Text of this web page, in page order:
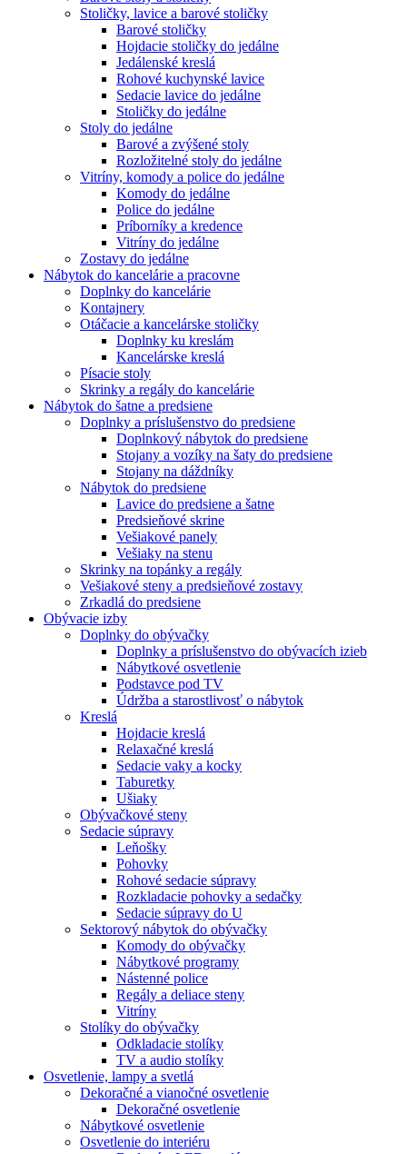
Stoličky, lavice a barové stoličky
Barové stoličky
Hojdacie stoličky do jedálne
Jedálenské kreslá
Rohové kuchynské lavice
Sedacie lavice do jedálne
Stoličky do jedálne
Stoly do jedálne
Barové a zvýšené stoly
Rozložitelné stoly do jedálne
Vitríny, komody a police do jedálne
Komody do jedálne
Police do jedálne
Príborníky a kredence
Vitríny do jedálne
Zostavy do jedálne
Nábytok do kancelárie a pracovne
Doplnky do kancelárie
Kontajnery
Otáčacie a kancelárske stoličky
Doplnky ku kreslám
Kancelárske kreslá
Písacie stoly
Skrinky a regály do kancelárie
Nábytok do šatne a predsiene
Doplnky a príslušenstvo do predsiene
Doplnkový nábytok do predsiene
Stojany a vozíky na šaty do predsiene
Stojany na dáždníky
Nábytok do predsiene
Lavice do predsiene a šatne
Predsieňové skrine
Vešiakové panely
Vešiaky na stenu
Skrinky na topánky a regály
Vešiakové steny a predsieňové zostavy
Zrkadlá do predsiene
Obývacie izby
Doplnky do obývačky
Doplnky a príslušenstvo do obývacích izieb
Nábytkové osvetlenie
Podstavce pod TV
Údržba a starostlivosť o nábytok
Kreslá
Hojdacie kreslá
Relaxačné kreslá
Sedacie vaky a kocky
Taburetky
Ušiaky
Obývačkové steny
Sedacie súpravy
Leňošky
Pohovky
Rohové sedacie súpravy
Rozkladacie pohovky a sedačky
Sedacie súpravy do U
Sektorový nábytok do obývačky
Komody do obývačky
Nábytkové programy
Nástenné police
Regály a deliace steny
Vitríny
Stolíky do obývačky
Odkladacie stolíky
TV a audio stolíky
Osvetlenie, lampy a svetlá
Dekoračné a vianočné osvetlenie
Dekoračné osvetlenie
Nábytkové osvetlenie
Osvetlenie do interiéru